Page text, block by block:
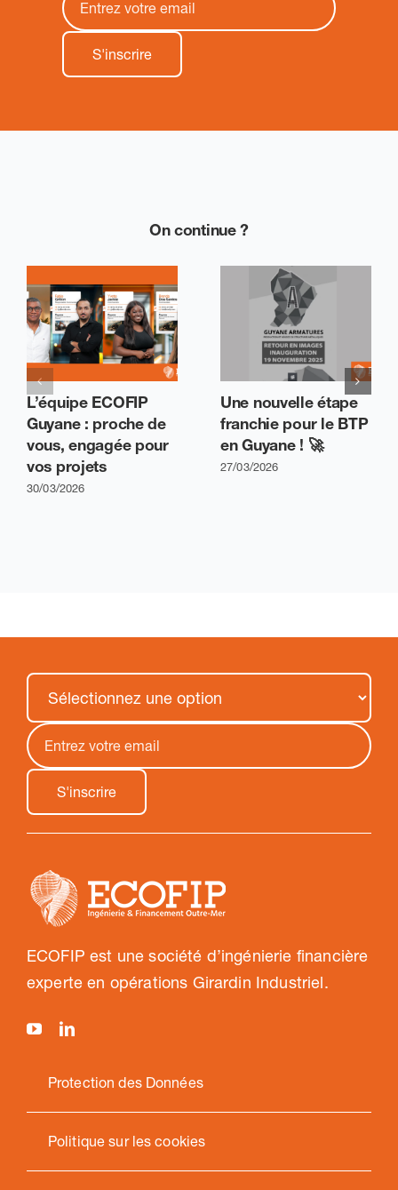
On continue ?
L’équipe ECOFIP
Guyane : proche de
vous, engagée pour
vos projets
30/03/2026
Une nouvelle étape
franchie pour le BTP
en Guyane ! 🚀
27/03/2026
ECOFIP est une société d’ingénierie financière
experte en opérations Girardin Industriel.
Protection des Données
Politique sur les cookies